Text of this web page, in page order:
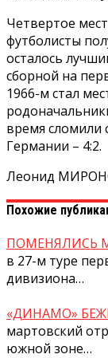
Четвертое
футболисты
осталось
сборной на
1966-м стал
время сломили
Германии – 4:2.
Леонид
Похожие
ПОМЕНЯЛИСЬ
в 27-м туре
дивизиона…
«ДИНАМО»
мартовский
южной зоне…